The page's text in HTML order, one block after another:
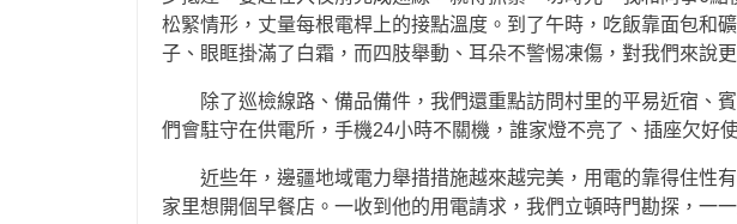
松緊情形，丈量每根電桿上的接點溫度。到了午時，吃飯靠面包和
子、眼眶掛滿了白霜，而四肢舉動、耳朵不警惕凍傷，對我們來說
除了巡檢線路、備品備件，我們還重點訪問村里的平易近宿、
們會駐守在供電所，手機24小時不關機，誰家燈不亮了、插座欠好
近些年，邊疆地域電力舉措措施越來越完美，用電的靠得住性
家里想開個早餐店。一收到他的用電請求，我們立頓時門勘探，一